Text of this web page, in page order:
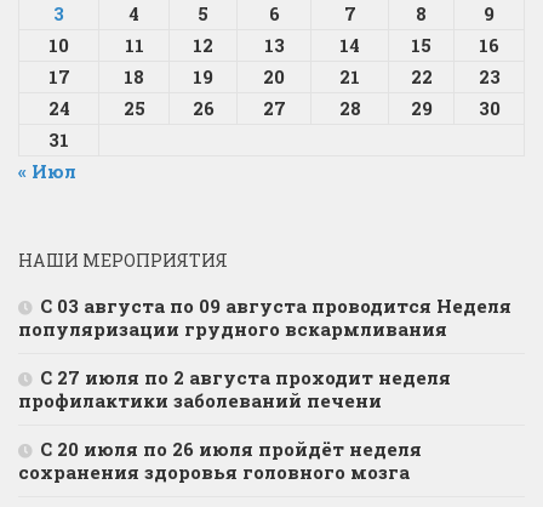
3 4 5 6 7 8
9
10
11 12 13 14 15
16
17
18 19 20 21 22
23
24
25 26 27 28 29
30
31
« Июл
НАШИ МЕРОПРИЯТИЯ
С 03 августа по 09 августа проводится Неделя
популяризации грудного вскармливания
С 27 июля по 2 августа проходит неделя
профилактики заболеваний печени
С 20 июля по 26 июля пройдёт неделя
сохранения здоровья головного мозга